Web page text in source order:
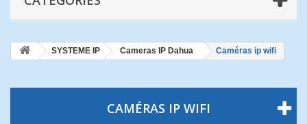
SYSTEME IP Cameras IP Dahua Caméras ip wifi
CAMÉRAS IP WIFI